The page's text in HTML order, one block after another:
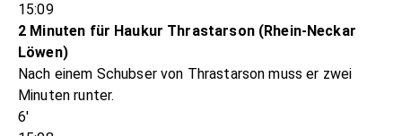
15:09
2 Minuten für Haukur Thrastarson (Rhein-Neckar
Löwen)
Nach einem Schubser von Thrastarson muss er zwei
Minuten runter.
6'